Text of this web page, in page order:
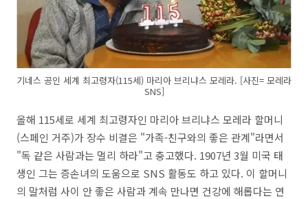
기네스 공인 세계 최고령자(115세) 마리아 브리냐스 모레라. [사진= 모레라
SNS]
올해 115세로 세계 최고령자인 마리아 브리냐스 모레라 할머니
(스페인 거주)가 장수 비결은 "가족-친구와의 좋은 관계"라면서
"독 같은 사람과는 멀리 하라"고 충고했다. 1907년 3월 미국 태
생인 그는 증손녀의 도움으로 SNS 활동도 하고 있다. 이 할머니
의 말처럼 사이 안 좋은 사람과 계속 만나면 건강에 해롭다는 연